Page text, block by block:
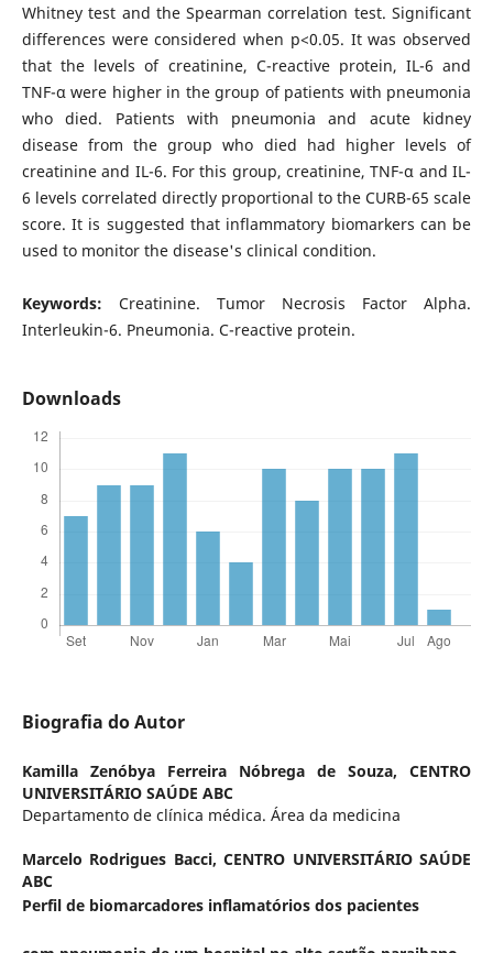
Whitney test and the Spearman correlation test. Significant
differences were considered when p<0.05. It was observed
that the levels of creatinine, C-reactive protein, IL-6 and
TNF-α were higher in the group of patients with pneumonia
who died. Patients with pneumonia and acute kidney
disease from the group who died had higher levels of
creatinine and IL-6. For this group, creatinine, TNF-α and IL-
6 levels correlated directly proportional to the CURB-65 scale
score. It is suggested that inflammatory biomarkers can be
used to monitor the disease's clinical condition.
Keywords: Creatinine. Tumor Necrosis Factor Alpha.
Interleukin-6. Pneumonia. C-reactive protein.
Downloads
Biografia do Autor
Kamilla Zenóbya Ferreira Nóbrega de Souza,CENTRO
UNIVERSITÁRIO SAÚDE ABC
Departamento de clínica médica. Área da medicina
Marcelo Rodrigues Bacci,CENTRO UNIVERSITÁRIO SAÚDE
ABC
Perfil de biomarcadores inflamatórios dos pacientes